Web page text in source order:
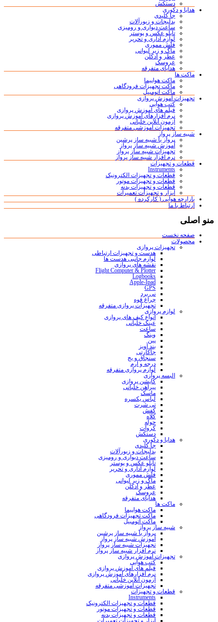
دستکش
هدایا و دکوری
جا کلیدی
بدلیجات و زیورآلات
ساعت دیواری و رومیزی
تابلو عکس و پوستر
لوازم اداری و تحریر
فلش مموری
ماگ و زیر لیوانی
عطر و ادکلن
عروسک
هدایای متفرقه
ماکت ها
ماکت هواپیما
ماکت تجهیزات فرودگاهی
ماکت اتومبیل
تجهیزات آموزش پروازی
کتب هوایی
فیلم های آموزش پروازی
نرم افزارهای آموزش پروازی
آزمون آنلاین خلبانی
تجهیزات آموزشی متفرقه
شبیه ساز پرواز
پرواز با شبیه ساز پرشین
آموزش شبیه ساز پرواز
تجهیزات شبیه ساز پرواز
نرم افزار شبیه ساز پرواز
قطعات و تجهیزات
Instruments
قطعات و تجهیزات الکترونیک
قطعات و تجهیزات موتور
قطعات و تجهیزات بدنه
ابزار و تجهیزات تعمیرات
بازارچه هوایی ( کارکرده )
ارتباط با ما
منو اصلی
صفحه نخست
محصولات
تجهیزات پروازی
هدست و تجهیزات ارتباطی
لوازم جانبی هدست ها
نقشه های پروازی
Flight Computer & Plotter
Logbooks
Apple-Ipad
GPS
نی برد
چراغ قوه
تجهیزات پروازی متفرقه
لوازم پروازی
انواع کیف های پروازی
عینک خلبانی
ساعت
وینگ
پین
بند آویز
جاکارتی
سنجاق و بج
درجه و آرم
لوازم پروازی متفرقه
البسه پروازی
کاپشن پروازی
پیراهن خلبانی
ماسک
لباس یکسره
تی شرت
کفش
کلاه
حوله
کروات
دستکش
هدایا و دکوری
جا کلیدی
بدلیجات و زیورآلات
ساعت دیواری و رومیزی
تابلو عکس و پوستر
لوازم اداری و تحریر
فلش مموری
ماگ و زیر لیوانی
عطر و ادکلن
عروسک
هدایای متفرقه
ماکت ها
ماکت هواپیما
ماکت تجهیزات فرودگاهی
ماکت اتومبیل
شبیه ساز پرواز
پرواز با شبیه ساز پرشین
آموزش شبیه ساز پرواز
تجهیزات شبیه ساز پرواز
نرم افزار شبیه ساز پرواز
تجهیزات آموزش پروازی
کتب هوایی
فیلم های آموزش پروازی
نرم افزارهای آموزش پروازی
آزمون آنلاین خلبانی
تجهیزات آموزشی متفرقه
قطعات و تجهیزات
Instruments
قطعات و تجهیزات الکترونیک
قطعات و تجهیزات موتور
قطعات و تجهیزات بدنه
ابزار و تجهیزات تعمیرات